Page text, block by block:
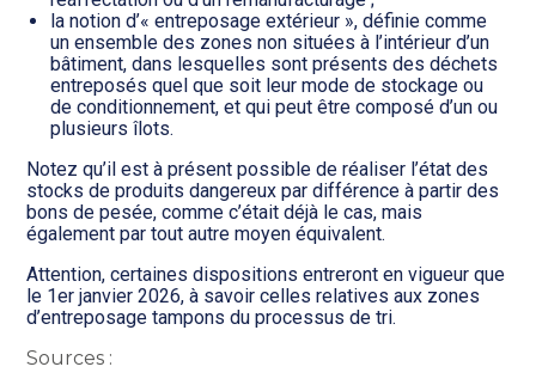
la notion d’« entreposage extérieur », définie comme
un ensemble des zones non situées à l’intérieur d’un
bâtiment, dans lesquelles sont présents des déchets
entreposés quel que soit leur mode de stockage ou
de conditionnement, et qui peut être composé d’un ou
plusieurs îlots.
Notez qu’il est à présent possible de réaliser l’état des
stocks de produits dangereux par différence à partir des
bons de pesée, comme c’était déjà le cas, mais
également par tout autre moyen équivalent.
Attention, certaines dispositions entreront en vigueur que
le 1er janvier 2026, à savoir celles relatives aux zones
d’entreposage tampons du processus de tri.
Sources :